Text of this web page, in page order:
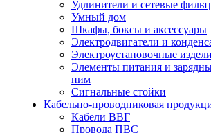
Удлинители и сетевые
Умный дом
Шкафы, боксы и аксессуары
Электродвигатели и
Электроустановочные
Элементы питания и
ним
Сигнальные стойки
Кабельно-проводниковая
Кабели ВВГ
Провода ПВС